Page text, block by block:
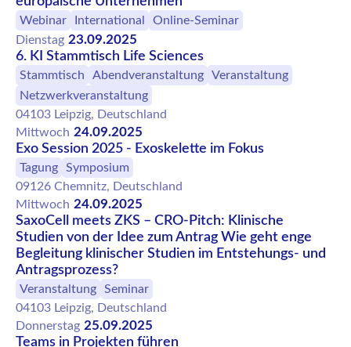
Webinar International
Online-Seminar
Dienstag 23.09.2025
6. KI Stammtisch Life Sciences
Stammtisch Abendveranstaltung
Veranstaltung
Netzwerkveranstaltung
04103 Leipzig, Deutschland
Mittwoch 24.09.2025
Exo Session 2025 - Exoskelette im Fokus
Tagung
Symposium
09126 Chemnitz, Deutschland
Mittwoch 24.09.2025
SaxoCell meets ZKS – CRO-Pitch: Klinische
Studien von der Idee zum Antrag Wie geht enge
Begleitung klinischer Studien im Entstehungs- und
Antragsprozess?
Veranstaltung
Seminar
04103 Leipzig, Deutschland
Donnerstag 25.09.2025
Teams in Projekten führen